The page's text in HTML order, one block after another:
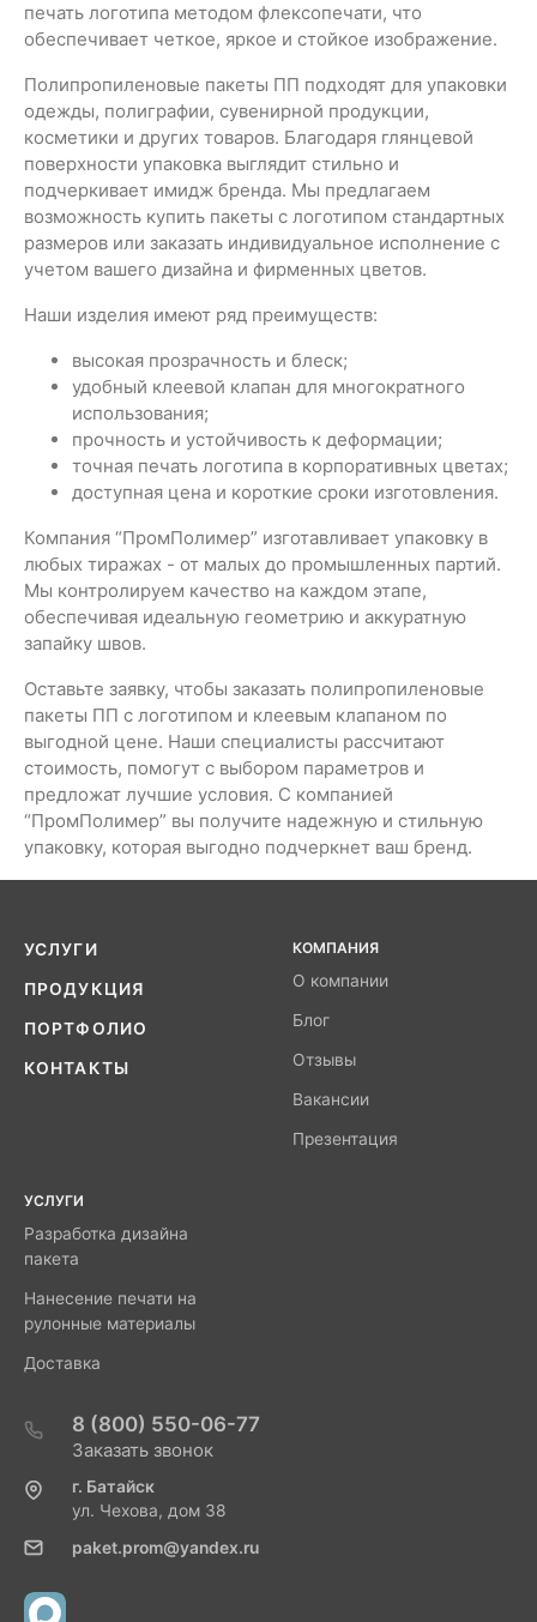
печать логотипа методом флексопечати, что
обеспечивает четкое, яркое и стойкое изображение.
Полипропиленовые пакеты ПП подходят для упаковки
одежды, полиграфии, сувенирной продукции,
косметики и других товаров. Благодаря глянцевой
поверхности упаковка выглядит стильно и
подчеркивает имидж бренда. Мы предлагаем
возможность купить пакеты с логотипом стандартных
размеров или заказать индивидуальное исполнение с
учетом вашего дизайна и фирменных цветов.
Наши изделия имеют ряд преимуществ:
высокая прозрачность и блеск;
удобный клеевой клапан для многократного
использования;
прочность и устойчивость к деформации;
точная печать логотипа в корпоративных цветах;
доступная цена и короткие сроки изготовления.
Компания “ПромПолимер” изготавливает упаковку в
любых тиражах - от малых до промышленных партий.
Мы контролируем качество на каждом этапе,
обеспечивая идеальную геометрию и аккуратную
запайку швов.
Оставьте заявку, чтобы заказать полипропиленовые
пакеты ПП с логотипом и клеевым клапаном по
выгодной цене. Наши специалисты рассчитают
стоимость, помогут с выбором параметров и
предложат лучшие условия. С компанией
“ПромПолимер” вы получите надежную и стильную
упаковку, которая выгодно подчеркнет ваш бренд.
УСЛУГИ
ПРОДУКЦИЯ
ПОРТФОЛИО
КОНТАКТЫ
КОМПАНИЯ
О компании
Блог
Отзывы
Вакансии
Презентация
УСЛУГИ
Разработка дизайна
пакета
Нанесение печати на
рулонные материалы
Доставка
8 (800) 550-06-77
Заказать звонок
г. Батайск
ул. Чехова, дом 38
paket.prom@yandex.ru